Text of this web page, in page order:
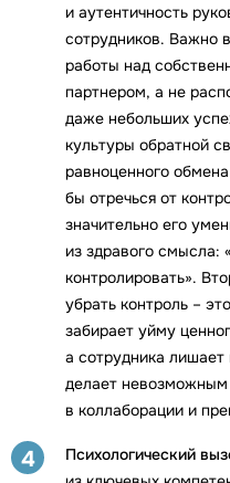
и аутентичность
сотрудников. Важно
работы над
партнером, а не
даже небольших
культуры обратной
равноценного
бы отречься от
значительно его
из здравого смысла:
контролировать».
убрать контроль –
забирает уйму
а сотрудника
делает невозможным
в коллаборации и
4 Психологический